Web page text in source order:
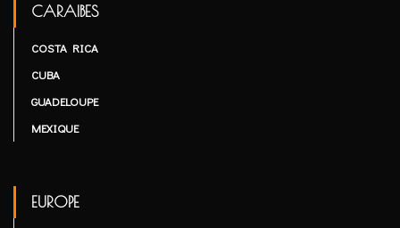
CARAIBES
COSTA RICA
CUBA
GUADELOUPE
MEXIQUE
EUROPE